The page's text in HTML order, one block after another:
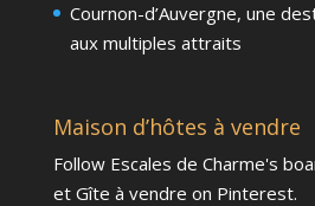
Cournon-d’Auvergne, une
aux multiples attraits
Maison d’hôtes à vendre
Follow Escales de Charme's
et Gîte à vendre on Pinterest.